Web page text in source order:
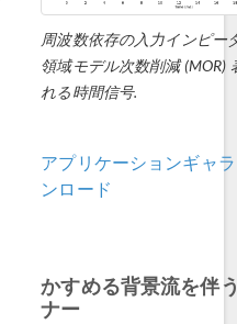
周波数依存の入力インピー
領域モデル次数削減 (MOR)
れる時間信号.
アプリケーションギャ
ンロード
かすめる背景流を伴
ナー